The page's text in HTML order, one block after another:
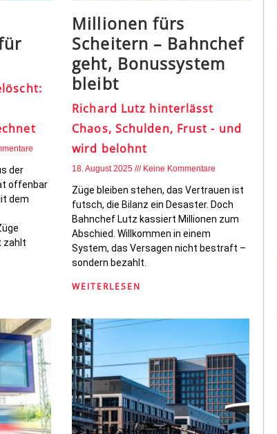
der
offenbar
dem
zahlt
Millionen fürs
Scheitern – Bahnchef
geht, Bonussystem
bleibt
Richard Lutz hinterlässt
Chaos, Schulden, Frust - und
wird belohnt
18. August 2025 Keine Kommentare
Züge bleiben stehen, das Vertrauen ist
futsch, die Bilanz ein Desaster. Doch
Bahnchef Lutz kassiert Millionen zum
Abschied. Willkommen in einem
System, das Versagen nicht bestraft –
sondern bezahlt.
WEITERLESEN